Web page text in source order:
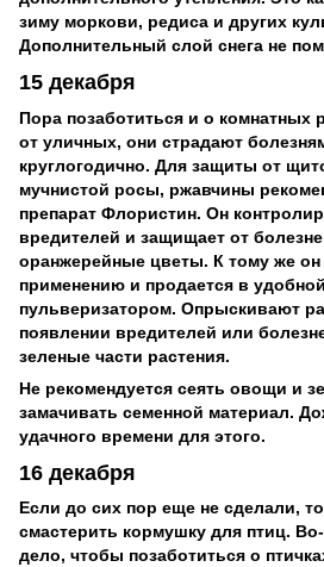
зиму моркови, редиса и других
Дополнительный слой снега не
15 декабря
Пора позаботиться и о комнатных
от уличных, они страдают
круглогодично. Для защиты от
мучнистой росы, ржавчины
препарат Флористин. Он
вредителей и защищает от
оранжерейные цветы. К тому же он
применению и продается в
пульверизатором. Опрыскивают
появлении вредителей или
зеленые части растения.
Не рекомендуется сеять овощи и
замачивать семенной материал.
удачного времени для этого.
16 декабря
Если до сих пор еще не сделали,
смастерить кормушку для птиц.
дело, чтобы позаботиться о